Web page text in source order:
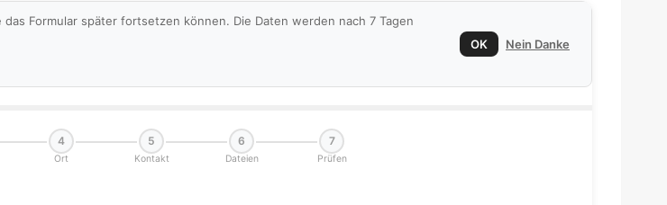
Formular später fortsetzen können. Die Daten werden nach 7 Tagen
OK Nein Danke
4
Ort
5
Kontakt
6
Dateien
7
Prüfen